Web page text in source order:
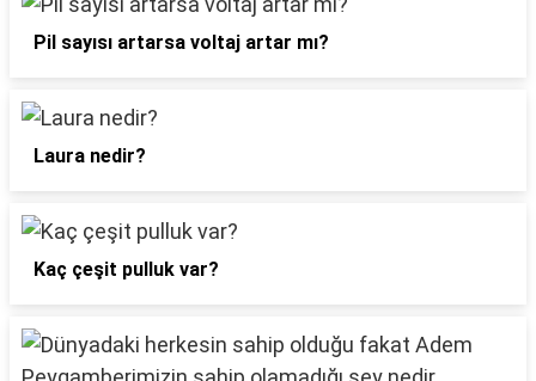
Pil sayısı artarsa voltaj artar mı?
Laura nedir?
Kaç çeşit pulluk var?